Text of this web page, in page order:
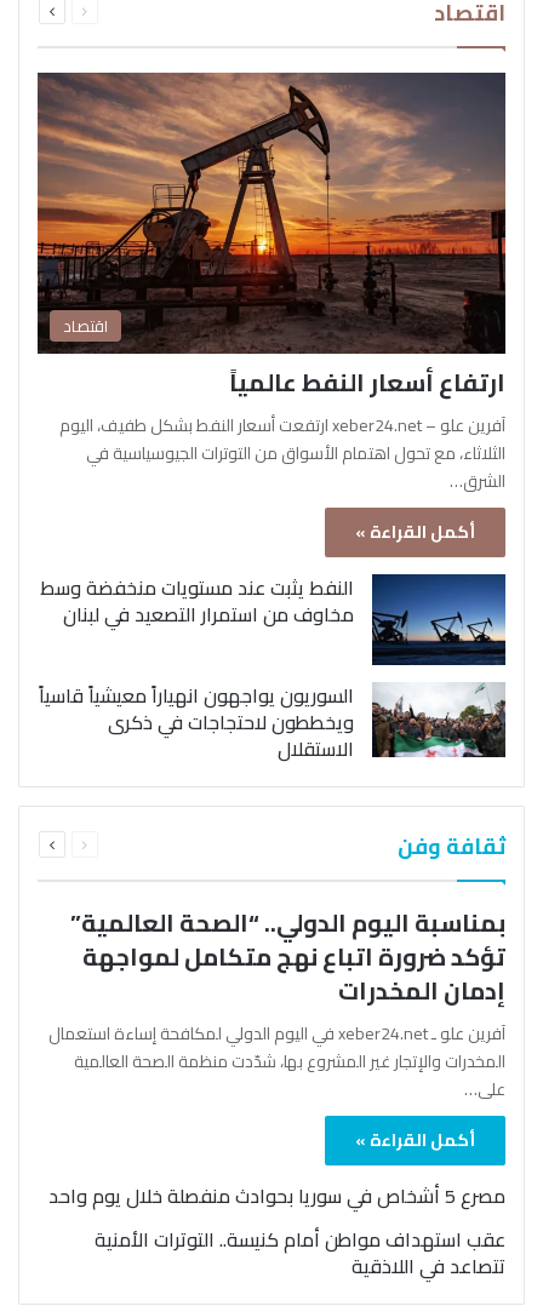
اقتصاد الصفحةالصفحة
اقتصاد
ارتفاع أسعار النفط عالمياً
آفرين علو – xeber24.net ارتفعت أسعار النفط بشكل طفيف، اليوم
الثلاثاء، مع تحول اهتمام الأسواق من التوترات الجيوسياسية في
الشرق…
أكمل القراءة »
النفط يثبت عند مستويات منخفضة وسط
مخاوف من استمرار التصعيد في لبنان
السوريون يواجهون انهياراً معيشياً قاسياً
ويخططون لاحتجاجات في ذكرى
الاستقلال
ثقافة وفن الصفحةالصفحة
بمناسبة اليوم الدولي.. “الصحة العالمية”
تؤكد ضرورة اتباع نهج متكامل لمواجهة
إدمان المخدرات
آفرين علو ـ xeber24.net في اليوم الدولي لمكافحة إساءة استعمال
المخدرات والإتجار غير المشروع بها، شدّدت منظمة الصحة العالمية
على…
أكمل القراءة »
مصرع 5 أشخاص في سوريا بحوادث منفصلة خلال يوم واحد
عقب استهداف مواطن أمام كنيسة.. التوترات الأمنية
تتصاعد في اللاذقية